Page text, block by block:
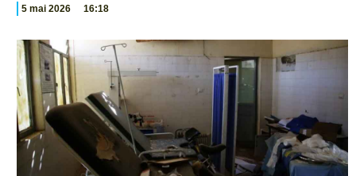
5 mai 2026 16:18